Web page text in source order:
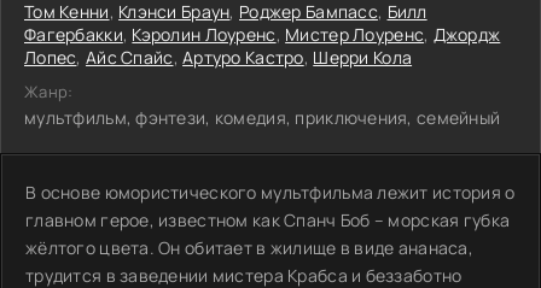
Том Кенни, Клэнси Браун, Роджер Бампасс, Билл
Фагербакки, Кэролин Лоуренс, Мистер Лоуренс, Джордж
Лопес, Айс Спайс,Артуро Кастро, Шерри Кола
Жанр:
мультфильм, фэнтези, комедия, приключения, семейный
В основе юмористического мультфильма лежит история о
главном герое, известном как Спанч Боб – морская губка
жёлтого цвета. Он обитает в жилище в виде ананаса,
трудится в заведении мистера Крабса и беззаботно